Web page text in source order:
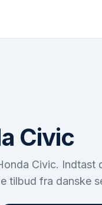
Civic
Civic. Indtast
tilbud fra danske